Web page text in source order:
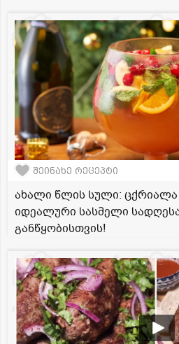
შეინახე რეცეპტი
ახალი წლის სული: ცქრიალა
იდეალური სასმელი
განწყობისთვის!